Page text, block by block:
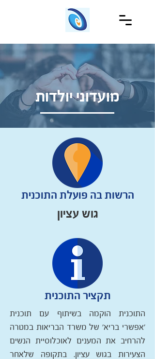
מועדוני יולדות
הרשות בה פועלת התוכנית
גוש עציון
תקציר התוכנית
התוכנית הוקמה בשיתוף עם תוכנית
'אפשרי בריא' של משרד הבריאות במטרה
להרחיב את המענים לאוכלוסיית הנשים
הצעירות בגוש עציון. בתקופה שלאחר